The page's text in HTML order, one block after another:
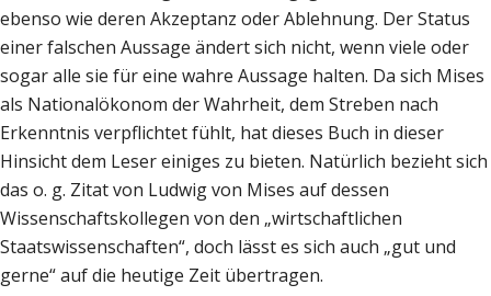
ebenso wie deren Akzeptanz oder Ablehnung. Der Status
einer falschen Aussage ändert sich nicht, wenn viele oder
sogar alle sie für eine wahre Aussage halten. Da sich Mises
als Nationalökonom der Wahrheit, dem Streben nach
Erkenntnis verpflichtet fühlt, hat dieses Buch in dieser
Hinsicht dem Leser einiges zu bieten. Natürlich bezieht sich
das o. g. Zitat von Ludwig von Mises auf dessen
Wissenschaftskollegen von den „wirtschaftlichen
Staatswissenschaften“, doch lässt es sich auch „gut und
gerne“ auf die heutige Zeit übertragen.